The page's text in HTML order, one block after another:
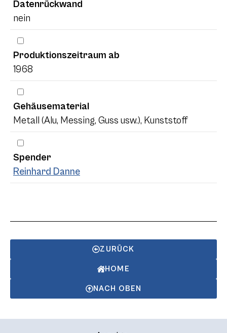
Datenrückwand
nein
Produktionszeitraum ab
1968
Gehäusematerial
Metall (Alu, Messing, Guss usw.), Kunststoff
Spender
Reinhard Danne
ZURÜCK
HOME
NACH OBEN